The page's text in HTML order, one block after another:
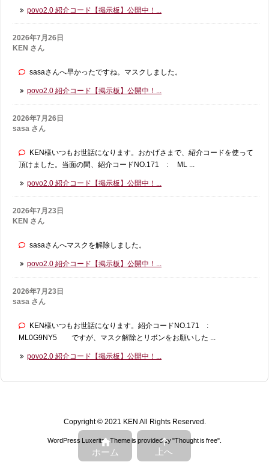
povo2.0 紹介コード【掲示板】公開中！...
2026年7月26日
KEN さん
sasaさんへ早かったですね。マスクしました。
povo2.0 紹介コード【掲示板】公開中！...
2026年7月26日
sasa さん
KEN様いつもお世話になります。おかげさまで、紹介コードを使って
頂けました。当面の間、紹介コードNO.171 : ML ...
povo2.0 紹介コード【掲示板】公開中！...
2026年7月23日
KEN さん
sasaさんへマスクを解除しました。
povo2.0 紹介コード【掲示板】公開中！...
2026年7月23日
sasa さん
KEN様いつもお世話になります。紹介コードNO.171 :
ML0G9NY5 ですが、マスク解除とリボンをお願いした ...
povo2.0 紹介コード【掲示板】公開中！...
Copyright © 2021 KEN All Rights Reserved.
WordPress Luxeritas Theme is provided by "Thought is free".

ホーム

上へ